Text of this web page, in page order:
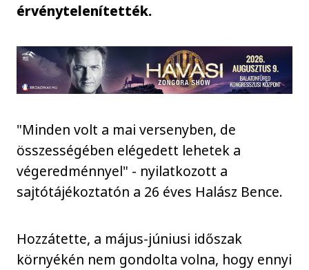
érvénytelenítették.
"Minden volt a mai versenyben, de
összességében elégedett lehetek a
végeredménnyel" - nyilatkozott a
sajtótájékoztatón a 26 éves Halász Bence.
Hozzátette, a május-júniusi időszak
környékén nem gondolta volna, hogy ennyi